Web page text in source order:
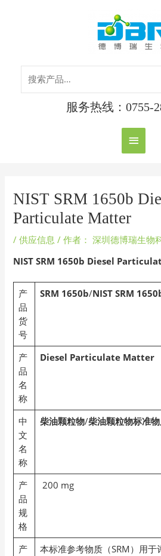
主
菜
单
服务热线：0755-
NIST SRM 1650b
Particulate Matter
/供应信息 / 作者： 深圳德博瑞生物
NIST SRM 1650b Diesel
产
品
货
号
SRM 1650b/NIST SRM
产
品
名
称
Diesel Particulate Matter
中
文
名
称
柴油颗粒物/柴油颗粒物标准
产
品
规
格
200 mg
产
本标准参考物质（SRM）用